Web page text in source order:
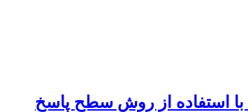
با استفاده از روش سطح پاسخ